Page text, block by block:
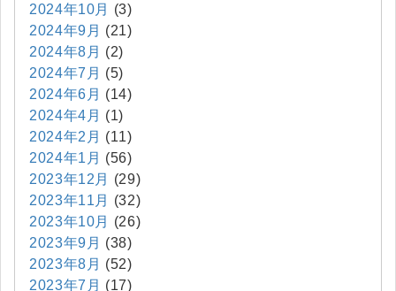
2024年10月
(3)
2024年9月 (21)
2024年8月 (2)
2024年7月 (5)
2024年6月 (14)
2024年4月 (1)
2024年2月 (11)
2024年1月 (56)
2023年12月
(29)
2023年11月
(32)
2023年10月
(26)
2023年9月 (38)
2023年8月 (52)
2023年7月 (17)